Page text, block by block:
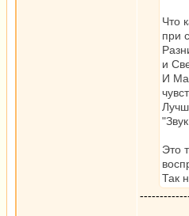
Что
при
и
И
Это
Так